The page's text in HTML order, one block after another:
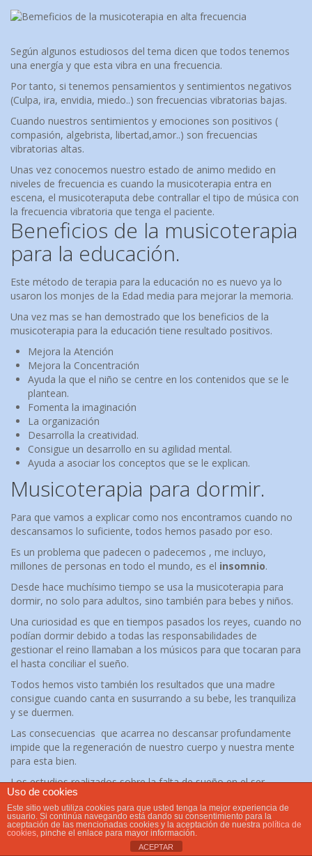
Según algunos estudiosos del tema dicen que todos tenemos
una energía y que esta vibra en una frecuencia.
Por tanto, si tenemos pensamientos y sentimientos negativos
(Culpa, ira, envidia, miedo..) son frecuencias vibratorias bajas.
Cuando nuestros sentimientos y emociones son positivos (
compasión, algebrista, libertad,amor..) son frecuencias
vibratorias altas.
Unas vez conocemos nuestro estado de animo medido en
niveles de frecuencia es cuando la musicoterapia entra en
escena, el musicoteraputa debe contrallar el tipo de música con
la frecuencia vibratoria que tenga el paciente.
Beneficios de la musicoterapia
para la educación.
Este método de terapia para la educación no es nuevo ya lo
usaron los monjes de la Edad media para mejorar la memoria.
Una vez mas se han demostrado que los beneficios de la
musicoterapia para la educación tiene resultado positivos.
Mejora la Atención
Mejora la Concentración
Ayuda la que el niño se centre en los contenidos que se le
plantean.
Fomenta la imaginación
La organización
Desarrolla la creatividad.
Consigue un desarrollo en su agilidad mental.
Ayuda a asociar los conceptos que se le explican.
Musicoterapia para dormir.
Para que vamos a explicar como nos encontramos cuando no
descansamos lo suficiente, todos hemos pasado por eso.
Es un problema que padecen o padecemos , me incluyo,
millones de personas en todo el mundo, es el insomnio.
Desde hace muchísimo tiempo se usa la musicoterapia para
dormir, no solo para adultos, sino también para bebes y niños.
Una curiosidad es que en tiempos pasados los reyes, cuando no
podían dormir debido a todas las responsabilidades de
gestionar el reino llamaban a los músicos para que tocaran para
el hasta conciliar el sueño.
Todos hemos visto también los resultados que una madre
consigue cuando canta en susurrando a su bebe, les tranquiliza
y se duermen.
Las consecuencias que acarrea no descansar profundamente
impide que la regeneración de nuestro cuerpo y nuestra mente
para esta bien.
Los estudios realizados sobre la falta de sueño en el ser
humano han demostrado que a largo plazo pueden originar
problemas como:
Riesgo de desarrollar cáncer.
Enfermedades cardíacas,
Uso de cookies
Este sitio web utiliza cookies para que usted tenga la mejor experiencia de
usuario. Si continúa navegando está dando su consentimiento para la
aceptación de las mencionadas cookies y la aceptación de nuestra política de
cookies, pinche el enlace para mayor información.
ACEPTAR